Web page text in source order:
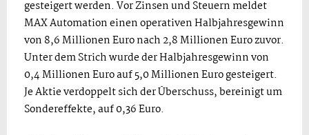
gesteigert werden. Vor Zinsen und Steuern meldet
MAX Automation einen operativen Halbjahresgewinn
von 8,6 Millionen Euro nach 2,8 Millionen Euro zuvor.
Unter dem Strich wurde der Halbjahresgewinn von
0,4 Millionen Euro auf 5,0 Millionen Euro gesteigert.
Je Aktie verdoppelt sich der Überschuss, bereinigt um
Sondereffekte, auf 0,36 Euro.